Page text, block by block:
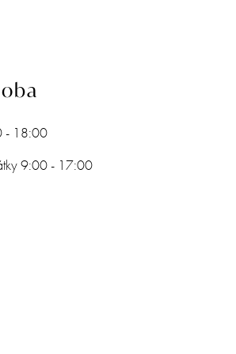
- 18:00
9:00 - 17:00